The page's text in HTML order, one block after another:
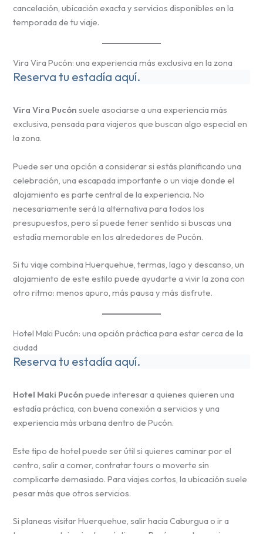
cancelación, ubicación exacta y servicios disponibles en la
temporada de tu viaje.
Vira Vira Pucón: una experiencia más exclusiva en la zona
Reserva tu estadía aquí.
Vira Vira Pucón suele asociarse a una experiencia más
exclusiva, pensada para viajeros que buscan algo especial en
la zona.
Puede ser una opción a considerar si estás planificando una
celebración, una escapada importante o un viaje donde el
alojamiento es parte central de la experiencia. No
necesariamente será la alternativa para todos los
presupuestos, pero sí puede tener sentido si buscas una
estadía memorable en los alrededores de Pucón.
Si tu viaje combina Huerquehue, termas, lago y descanso, un
alojamiento de este estilo puede ayudarte a vivir la zona con
otro ritmo: menos apuro, más pausa y más disfrute.
Hotel Maki Pucón: una opción práctica para estar cerca de la
ciudad
Reserva tu estadía aquí.
Hotel Maki Pucón puede interesar a quienes quieren una
estadía práctica, con buena conexión a servicios y una
experiencia más urbana dentro de Pucón.
Este tipo de hotel puede ser útil si quieres caminar por el
centro, salir a comer, contratar tours o moverte sin
complicarte demasiado. Para viajes cortos, la ubicación suele
pesar más que otros servicios.
Si planeas visitar Huerquehue, salir hacia Caburgua o ir a